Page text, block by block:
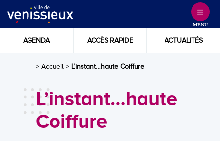
Content
MENU
AGENDA ACCÈS RAPIDE ACTUALITÉS
> Accueil> L’instant…haute Coiffure
L’instant…haute
Coiffure